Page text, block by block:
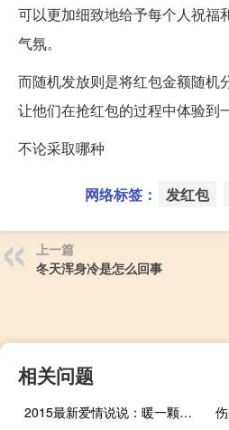
可以更加细致地给予每个人祝福
气氛。
而随机发放则是将红包金额随机
让他们在抢红包的过程中体验到
不论采取哪种
网络标签： 发红包
上一篇
冬天浑身冷是怎么回事
相关问题
2015最新爱情说说：暖一颗心要许多年，凉一颗心却只要一瞬间